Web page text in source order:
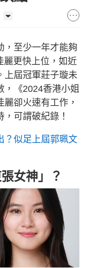
，至少一年才能夠
麗更快上位，如近
上屆冠軍莊子璇未
，《2024香港小姐
卻火速有工作，
可謂破紀錄！
？似足上屆郭珮文
女神」？